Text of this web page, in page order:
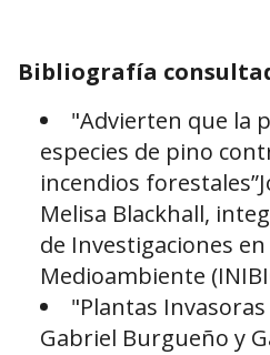
Bibliografía
"Advierten que la
especies de pino
incendios
Melisa Blackhall,
de Investigaciones
Medioambiente
"Plantas
Gabriel Burgueño y